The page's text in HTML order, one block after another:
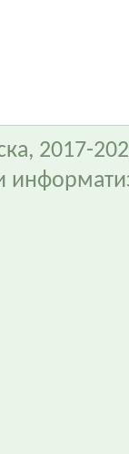
2017-